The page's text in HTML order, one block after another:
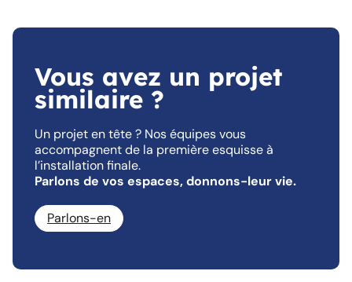
Vous avez un projet
similaire ?
Un projet en tête ? Nos équipes vous
accompagnent de la première esquisse à
l’installation finale.
Parlons de vos espaces, donnons-leur vie.
Parlons-en